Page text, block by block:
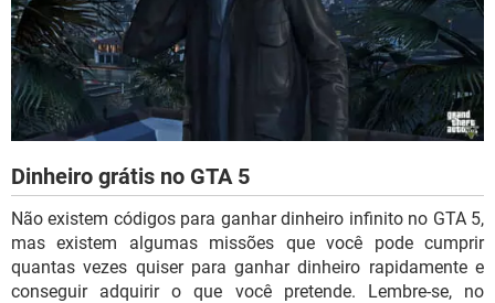
Dinheiro grátis no GTA 5
Não existem códigos para ganhar dinheiro infinito no GTA 5,
mas existem algumas missões que você pode cumprir
quantas vezes quiser para ganhar dinheiro rapidamente e
conseguir adquirir o que você pretende. Lembre-se, no